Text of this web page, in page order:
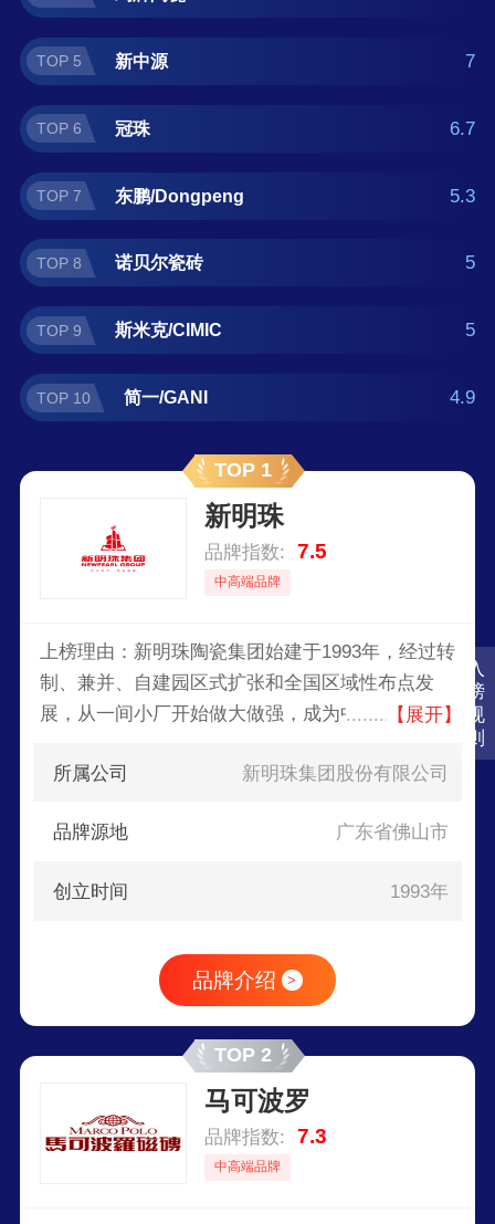
入
榜
规
则
TOP 5 新中源 7
TOP 6 冠珠 6.7
TOP 7 东鹏/Dongpeng 5.3
TOP 8 诺贝尔瓷砖 5
TOP 9 斯米克/CIMIC 5
TOP 10 简一/GANI 4.9
TOP 1
新明珠
品牌指数: 7.5
中高端品牌
上榜理由：新明珠陶瓷集团始建于1993年，经过转
制、兼并、自建园区式扩张和全国区域性布点发
展，从一间小厂开始做大做强，成为中国建筑卫生
一。
【展开】
所属公司 新明珠集团股份有限公司
品牌源地 广东省佛山市
创立时间 1993年
品牌介绍 >
TOP 2
马可波罗
品牌指数: 7.3
中高端品牌